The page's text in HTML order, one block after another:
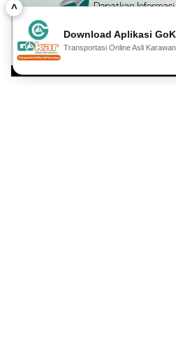
^
Download Aplikasi
Transportasi Online Asli